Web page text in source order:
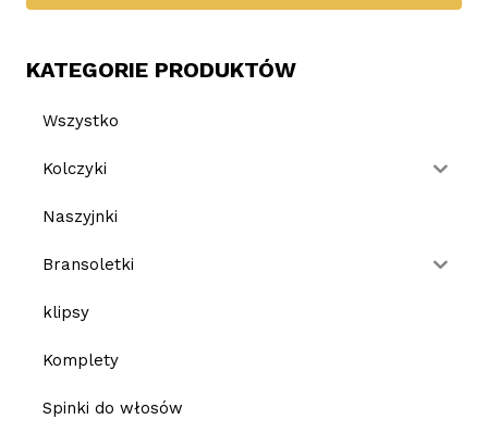
KATEGORIE PRODUKTÓW
Wszystko
Kolczyki
Naszyjnki
Bransoletki
klipsy
Komplety
Spinki do włosów